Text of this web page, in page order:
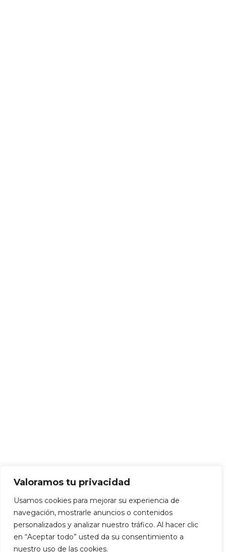
Valoramos tu privacidad
Usamos cookies para mejorar su experiencia de
navegación, mostrarle anuncios o contenidos
personalizados y analizar nuestro tráfico. Al hacer clic
en “Aceptar todo” usted da su consentimiento a
nuestro uso de las cookies.